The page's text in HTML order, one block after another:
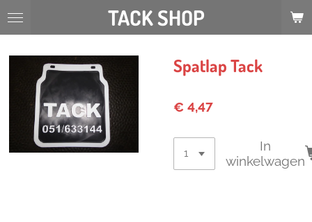
Ga
de
hoofdinhoud
TACK SHOP
Spatlap Tack
€ 4,47
In
winkelwagen